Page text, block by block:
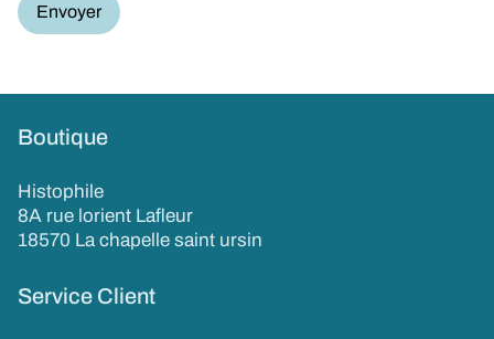
Envoyer
Boutique
Histophile
8A rue lorient Lafleur
18570 La chapelle saint ursin
Service Client